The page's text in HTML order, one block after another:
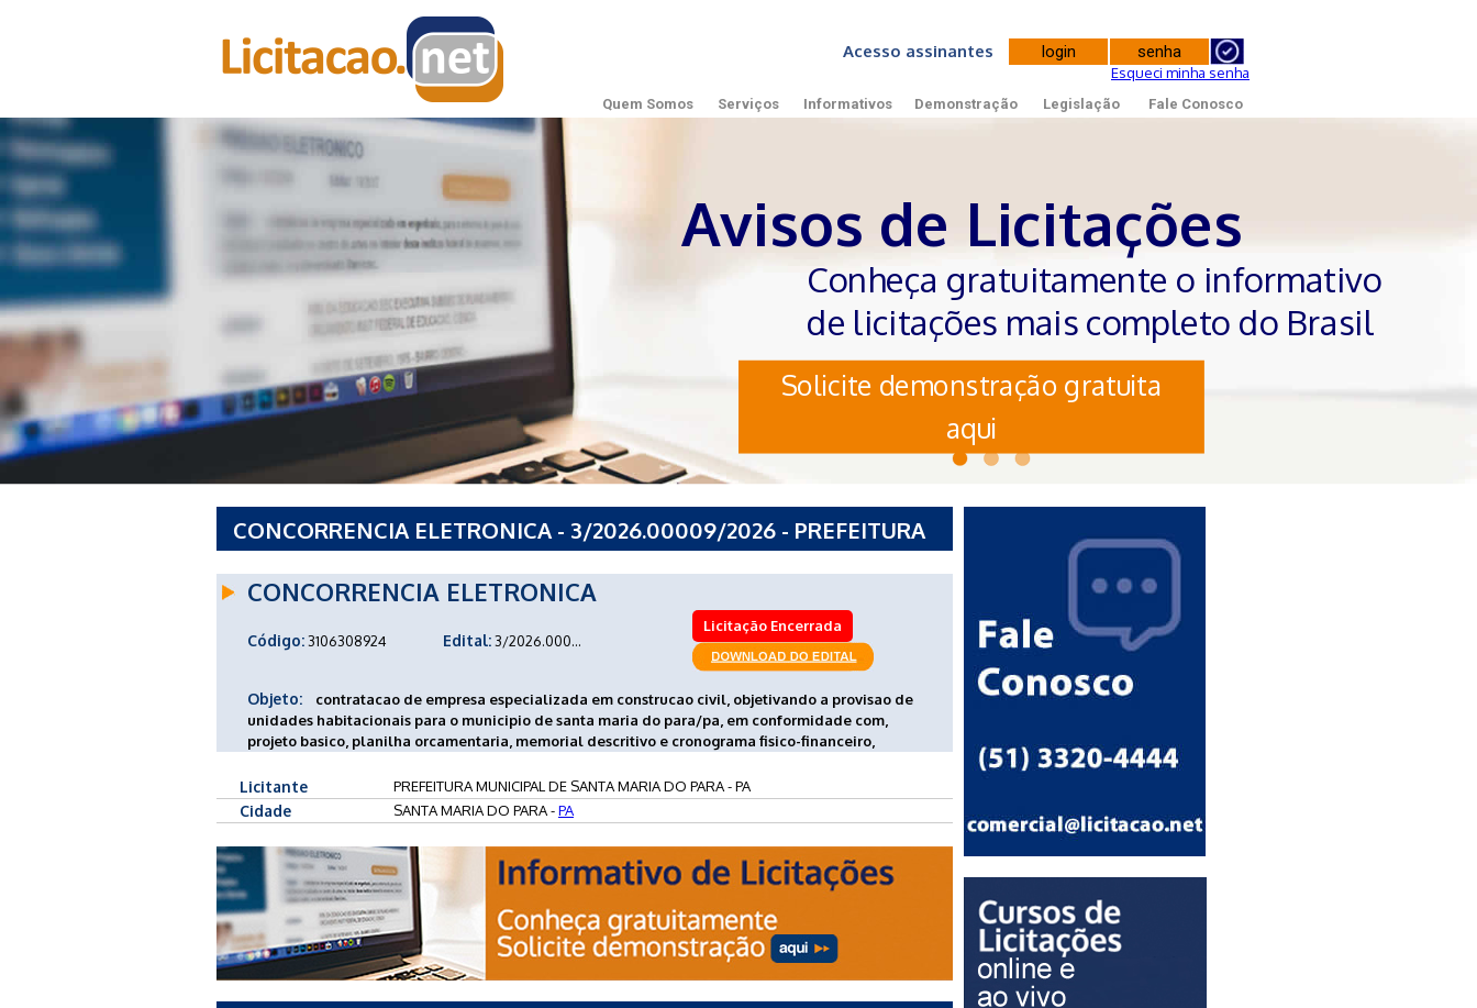
Acesso assinantes
Esqueci minha senha
Quem Somos Serviços Informativos Demonstração Legislação Fale Conosco
Avisos de Licitações
Conheça gratuitamente o informativo
de licitações mais completo do Brasil
Solicite demonstração gratuita
aqui
CONCORRENCIA ELETRONICA - 3/2026.00009/2026 - PREFEITURA
CONCORRENCIA ELETRONICA
Código:3106308924 Edital:3/2026.000...
Licitação Encerrada
Objeto:
contratacao de empresa especializada em construcao civil, objetivando a provisao de
unidades habitacionais para o municipio de santa maria do para/pa, em conformidade com,
projeto basico, planilha orcamentaria, memorial descritivo e cronograma fisico-financeiro,
Licitante PREFEITURA MUNICIPAL DE SANTA MARIA DO PARA - PA
Cidade SANTA MARIA DO PARA -PA